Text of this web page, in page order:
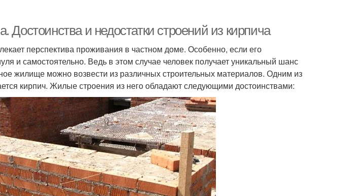
Достоинства и недостатки строений из кирпича
перспектива проживания в частном доме. Особенно, если его
и самостоятельно. Ведь в этом случае человек получает уникальный шанс
жилище можно возвести из различных строительных материалов. Одним из
кирпич. Жилые строения из него обладают следующими достоинствами: